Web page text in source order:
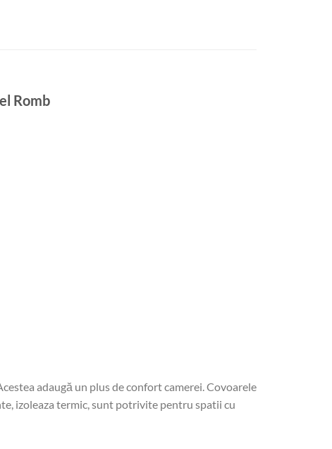
Romb
adaugă un plus de confort camerei. Covoarele
izoleaza termic, sunt potrivite pentru spatii cu